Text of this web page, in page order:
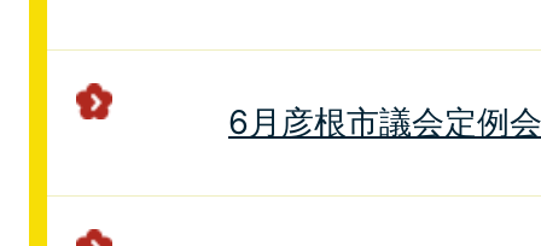
6月彦根市議会定例